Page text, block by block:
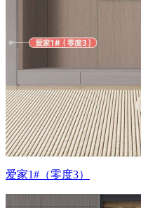
爱家1#（零度3）